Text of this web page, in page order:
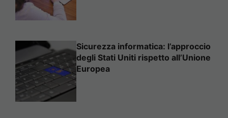
Sicurezza informatica: l’approccio
degli Stati Uniti rispetto all’Unione
Europea